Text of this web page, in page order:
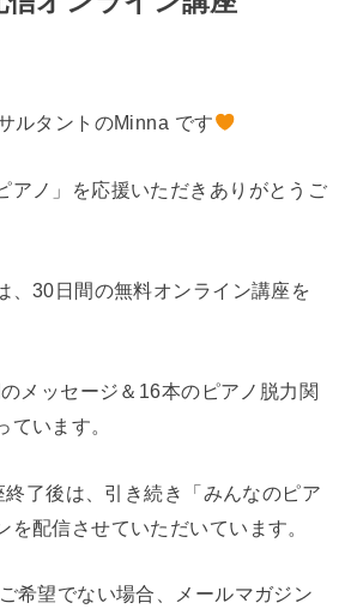
ルタントのMinna です
アノ」を応援いただきありがとうご
、30日間の無料オンライン講座を
メッセージ＆16本のピアノ脱力関
ています。
了後は、引き続き「みんなのピア
を配信させていただいています。
希望でない場合、メールマガジン